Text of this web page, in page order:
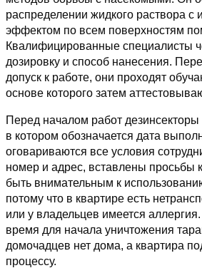
распределении жидкого раствора с
эффектом по всем поверхностям
Квалифицированные специалисты
дозировку и способ нанесения.
допуск к работе, они проходят
основе которого затем
Перед началом работ дезинсекторы
в котором обозначается дата
оговариваются все условия
номер и адрес, вставлены просьбы
быть внимательным к
потому что в квартире есть
или у владельцев имеется
время для начала уничтожения
домочадцев нет дома, а квартира
процессу.